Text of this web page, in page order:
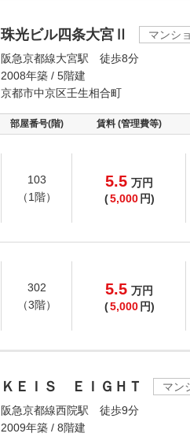
珠光ビル四条大宮Ⅱ
マンシ
阪急京都線大宮駅 徒歩8分
2008年築 / 5階建
京都市中京区壬生相合町
部屋番号(階) 賃料 (管理費等)
103
（1階）
5.5 万円
(5,000 円)
302
（3階）
5.5 万円
(5,000 円)
ＫＥＩＳ ＥＩＧＨＴ
マン
阪急京都線西院駅 徒歩9分
2009年築 / 8階建